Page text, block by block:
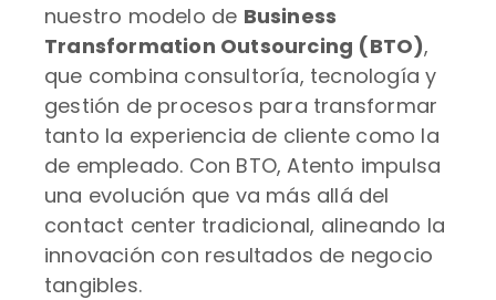
nuestro modelo de Business
Transformation Outsourcing (BTO),
que combina consultoría, tecnología y
gestión de procesos para transformar
tanto la experiencia de cliente como la
de empleado. Con BTO, Atento impulsa
una evolución que va más allá del
contact center tradicional, alineando la
innovación con resultados de negocio
tangibles.